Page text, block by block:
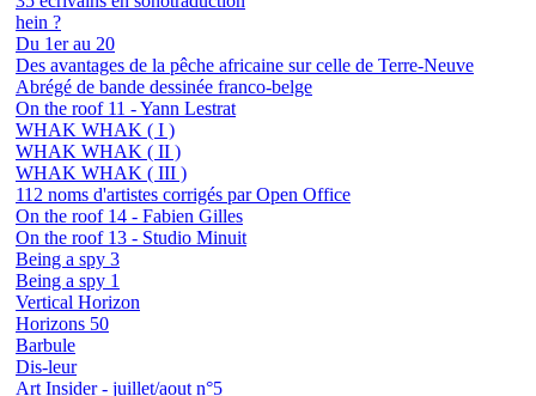
hein ?
Du 1er au 20
Des avantages de la pêche africaine sur celle de Terre-Neuve
Abrégé de bande dessinée franco-belge
On the roof 11 - Yann Lestrat
WHAK WHAK ( I )
WHAK WHAK ( II )
WHAK WHAK ( III )
112 noms d'artistes corrigés par Open Office
On the roof 14 - Fabien Gilles
On the roof 13 - Studio Minuit
Being a spy 3
Being a spy 1
Vertical Horizon
Horizons 50
Barbule
Dis-leur
Art Insider - juillet/aout n°5